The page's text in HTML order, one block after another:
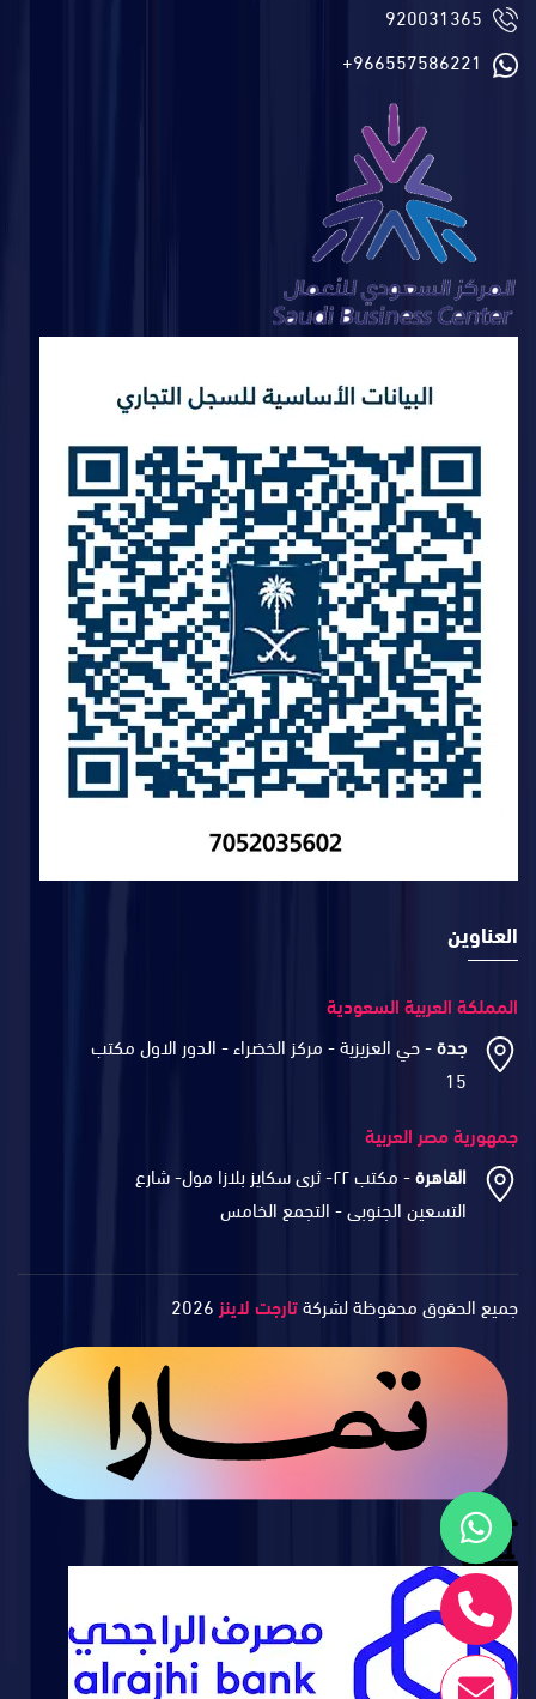
920031365
+966557586221
العناوين
المملكة العربية السعودية
جدة- حي العزيزية - مركز الخضراء - الدور الاول مكتب
15
جمهورية مصر العربية
القاهرة
- مكتب ٢٢- ثرى سكايز بلازا مول- شارع
التسعين الجنوبى - التجمع الخامس
جميع الحقوق محفوظة لشركةتارجت لاينز 2026